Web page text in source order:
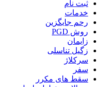
ثبت نام
خدمات
رحم جایگزین
روش PGD
زایمان
زگیل تناسلی
سرکلاژ
سفر
سقط های مکرر